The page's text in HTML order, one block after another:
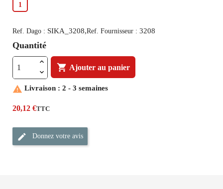
1
Ref. Dago : SIKA_3208,Ref. Fournisseur : 3208
Quantité
 Ajouter au panier
 Livraison : 2 - 3 semaines
20,12 €TTC
Donnez votre avis